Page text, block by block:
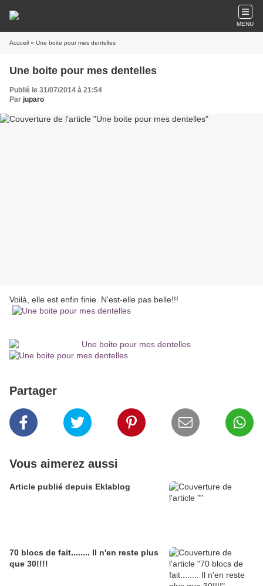
MENU
Accueil » Une boite pour mes dentelles
Une boite pour mes dentelles
Publié le 31/07/2014 à 21:54
Par juparo
Voilà, elle est enfin finie. N'est-elle pas belle!!!
Partager
Vous aimerez aussi
Article publié depuis Eklablog
70 blocs de fait........ Il n'en reste plus
que 30!!!!